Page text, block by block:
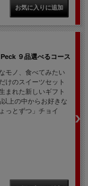
９品選べるコース
モノ、食べてみたい
けのスイーツセット
まれた新しいギフト
上の中からお好きな
っとずつ」チョイ